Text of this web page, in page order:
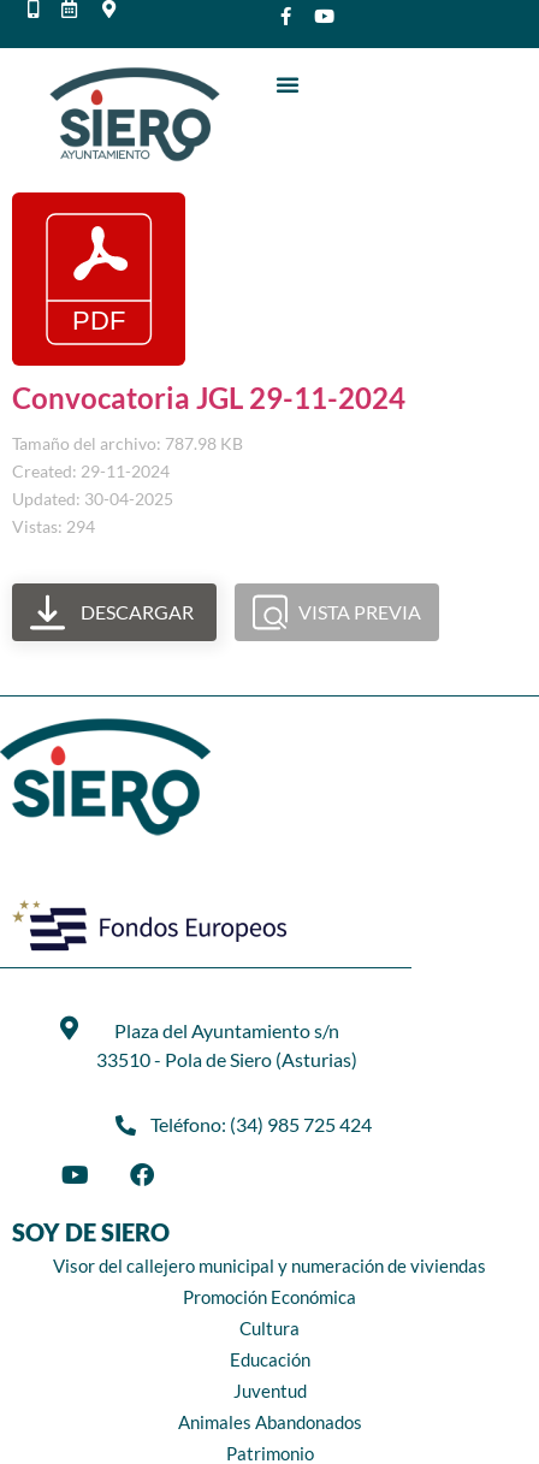
Convocatoria JGL 29-11-2024
Tamaño del archivo: 787.98 KB
Created: 29-11-2024
Updated: 30-04-2025
Vistas: 294
DESCARGAR VISTA PREVIA
Plaza del Ayuntamiento s/n
33510 - Pola de Siero (Asturias)
Teléfono: (34) 985 725 424
SOY DE SIERO
Visor del callejero municipal y numeración de viviendas
Promoción Económica
Cultura
Educación
Juventud
Animales Abandonados
Patrimonio